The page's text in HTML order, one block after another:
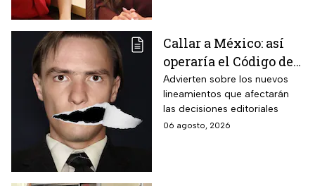
Callar a México: así
operaría el Código de
Ética y los defensores
de audiencias
Advierten sobre los nuevos
lineamientos que afectarán
las decisiones editoriales
06 agosto, 2026